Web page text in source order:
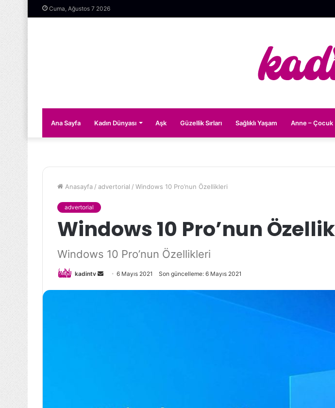
Cuma, Ağustos 7 2026
Ana Sayfa Kadın Dünyası Aşk Güzellik Sırları Sağlıklı Yaşam Anne – Çocuk
Anasayfa / advertorial / Windows 10 Pro’nun Özellikleri
advertorial
Windows 10 Pro’nun
Windows 10 Pro’nun Özellikleri
kadintv
Bir
6 Mayıs 2021 Son güncelleme: 6 Mayıs 2021